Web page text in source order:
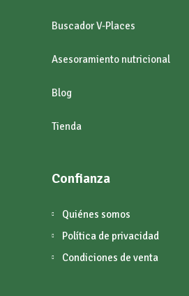
Buscador V-Places
Asesoramiento nutricional
Blog
Tienda
Confianza
Quiénes somos
Política de privacidad
Condiciones de venta